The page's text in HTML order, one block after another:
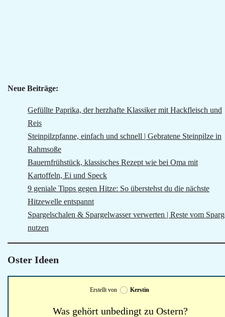
Neue Beiträge:
Gefüllte Paprika, der herzhafte Klassiker mit Hackfleisch und
Reis
Steinpilzpfanne, einfach und schnell | Gebratene Steinpilze in
Rahmsoße
Bauernfrühstück, klassisches Rezept wie bei Oma mit
Kartoffeln, Ei und Speck
9 geniale Tipps gegen Hitze: So überstehst du die nächste
Hitzewelle entspannt
Spargelschalen & Spargelwasser verwerten | Reste vom
nutzen
Oster Ideen
Erstellt von Kerstin
Was gehört unbedingt zu Ostern?